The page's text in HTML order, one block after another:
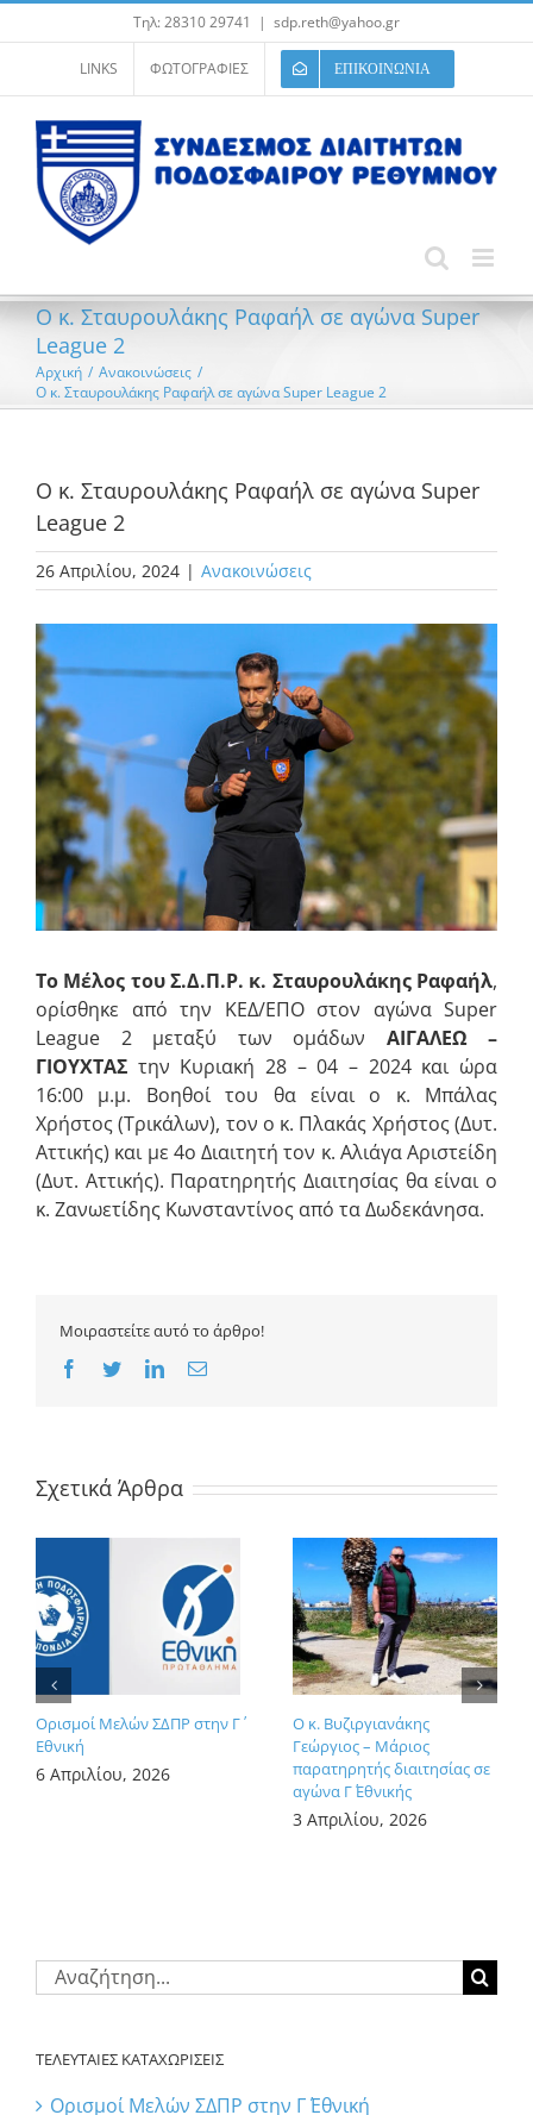
στο
περιεχόμενο
Τηλ: 28310 29741 | sdp.reth@yahoo.gr
LINKS ΦΩΤΟΓΡΑΦΙΕΣ ΕΠΙΚΟΙΝΩΝΙΑ
Ο κ. Σταυρουλάκης Ραφαήλ σε αγώνα Super
League 2
Αρχική / Ανακοινώσεις /
Ο κ. Σταυρουλάκης Ραφαήλ σε αγώνα Super League 2
Ο κ. Σταυρουλάκης Ραφαήλ σε αγώνα Super
League 2
26 Απριλίου, 2024 | Ανακοινώσεις
Προβολή
μεγαλύτερης
εικόνας
Το Μέλος του Σ.Δ.Π.Ρ. κ. Σταυρουλάκης Ραφαήλ,
ορίσθηκε από την ΚΕΔ/ΕΠΟ στον αγώνα Super
League 2 μεταξύ των ομάδων ΑΙΓΑΛΕΩ –
ΓΙΟΥΧΤΑΣ την Κυριακή 28 – 04 – 2024 και ώρα
16:00 μ.μ. Βοηθοί του θα είναι ο κ. Μπάλας
Χρήστος (Τρικάλων), τον ο κ. Πλακάς Χρήστος (Δυτ.
Αττικής) και με 4ο Διαιτητή τον κ. Αλιάγα Αριστείδη
(Δυτ. Αττικής). Παρατηρητής Διαιτησίας θα είναι ο
κ. Ζανωετίδης Κωνσταντίνος από τα Δωδεκάνησα.
Μοιραστείτε αυτό το άρθρο!
Facebook
TwitterLinkedInEmail
Σχετικά Άρθρα
Ορισμοί Μελών ΣΔΠΡ στην Γ΄
Εθνική
6 Απριλίου, 2026
Ο κ. Βυζιργιανάκης
Γεώργιος – Μάριος
παρατηρητής διαιτησίας σε
αγώνα Γ΄ Εθνικής
3 Απριλίου, 2026
Αναζήτηση
για:
ΤΕΛΕΥΤΑΙΕΣ ΚΑΤΑΧΩΡΙΣΕΙΣ
Ορισμοί Μελών ΣΔΠΡ στην Γ΄ Εθνική